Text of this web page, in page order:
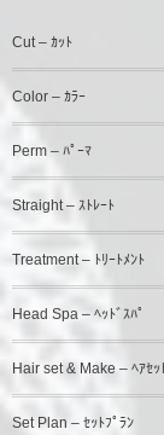
Cut – ｶｯﾄ
Color – ｶﾗｰ
Perm – ﾊﾟｰﾏ
Straight – ｽﾄﾚｰﾄ
Treatment – ﾄﾘｰﾄﾒﾝﾄ
Head Spa – ﾍｯﾄﾞｽﾊﾟ
Hair set & Make – ﾍｱｾｯ
Set Plan – ｾｯﾄﾌﾟﾗﾝ